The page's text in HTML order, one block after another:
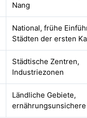
Nang
National, frühe
Städten der ersten
Städtische Zentren,
Industriezonen
Ländliche Gebiete,